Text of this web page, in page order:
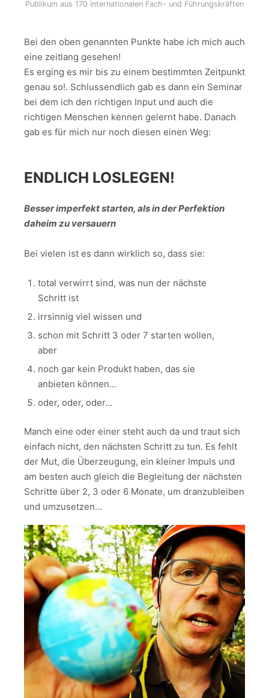
Publikum aus 170 internationalen Fach- und Führungskräften
Bei den oben genannten Punkte habe ich mich auch
eine zeitlang gesehen!
Es erging es mir bis zu einem bestimmten Zeitpunkt
genau so!. Schlussendlich gab es dann ein Seminar
bei dem ich den richtigen Input und auch die
richtigen Menschen kennen gelernt habe. Danach
gab es für mich nur noch diesen einen Weg:
ENDLICH LOSLEGEN!
Besser imperfekt starten, als in der Perfektion
daheim zu versauern
Bei vielen ist es dann wirklich so, dass sie:
total verwirrt sind, was nun der nächste
Schritt ist
irrsinnig viel wissen und
schon mit Schritt 3 oder 7 starten wollen,
aber
noch gar kein Produkt haben, das sie
anbieten können…
oder, oder, oder…
Manch eine oder einer steht auch da und traut sich
einfach nicht, den nächsten Schritt zu tun. Es fehlt
der Mut, die Überzeugung, ein kleiner Impuls und
am besten auch gleich die Begleitung der nächsten
Schritte über 2, 3 oder 6 Monate, um dranzubleiben
und umzusetzen…